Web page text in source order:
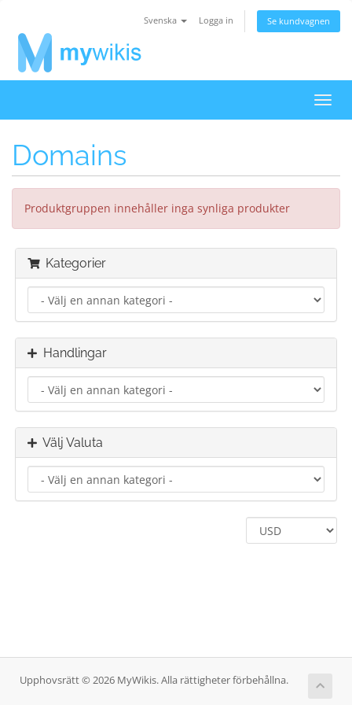
Svenska Logga in Se kundvagnen
Växla
Domains
Produktgruppen innehåller inga synliga produkter
Kategorier
Handlingar
Välj Valuta
Upphovsrätt © 2026 MyWikis. Alla rättigheter förbehållna.